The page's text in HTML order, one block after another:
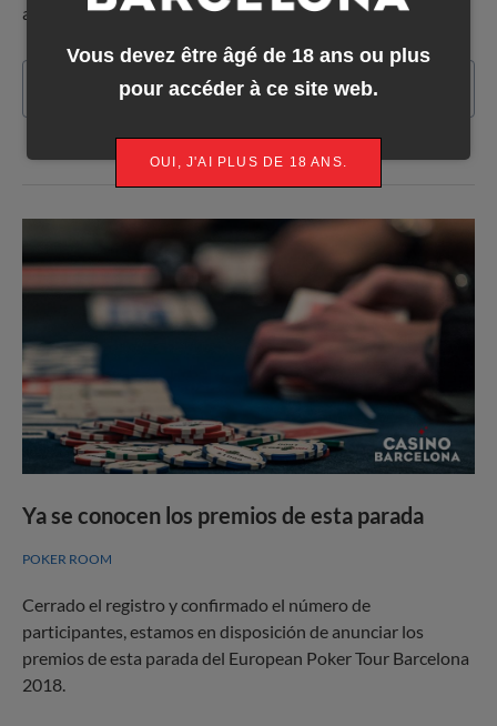
acaba de ser eliminado, y no podrá revalidar el título.
En savoir plus
Ya se conocen los premios de esta parada
POKER ROOM
Cerrado el registro y confirmado el número de
participantes, estamos en disposición de anunciar los
premios de esta parada del European Poker Tour Barcelona
2018.
Vous devez être âgé de 18 ans ou plus
pour accéder à ce site web.
OUI, J'AI PLUS DE 18 ANS.